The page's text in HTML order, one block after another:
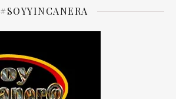
#SOYYINCANERA